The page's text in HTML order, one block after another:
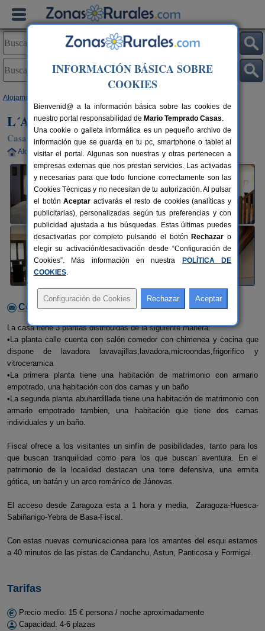
Alojamientos
L´Abadia de Fiscal
Casa Rural en Fiscal (Huesca)
Alquiler completo 4-6 plazas 106 km de Huesca
Contactar con el alojamiento
La casa tiene 3 plantas distribuidas de la siguiente manera:
•La planta calle cuenta con salón comedor con chimenea y cocina que
dispone de lavadora lavavajillas,lavadora,microondas,frigorifico y
vitroceramica
•La primera planta tiene una habitación de matrimonio con armario
empotrado, una habitación con dos camas y un baño
•La segunda planta abuhardillada tiene una habitación de matrimonio con
armario empotrado tambien, una habitación que tiene dos camas
individuales y un baño.
Fiscal ofrece a los visitantes un sinfín de posibilidades, tanto para los
que buscan tranquilidad como para los que buscan aventura. En el
patrimonio de la localidad destacan una torre defensiva, una ermita
gótica, un batán y un arco románico de Jánovas.
El acceso desde Zaragoza esta a 1 hora y media, Zaragoza-Huesca-
Sabiñanigo-Yebra de Basa-Fiscal.
Con estas nuevas comunicacionea para los amantes del esqui estamos
a 40 minutos de las pistas de Candanchu, Astun, Panticosa y Formigal.
Tarifas
Precio medio: 15 € persona / noche aproximadamente
Capacidad: 4-6 plazas
INFORMACIÓN BÁSICA SOBRE
COOKIES
Bienvenid@ a la información básica sobre las cookies de
nuestro portal responsabilidad de Mario Temprado Casas.
Una cookie o galleta informática es un pequeño archivo de
información que se guarda en tu pc, smartphone o tablet al
visitar el portal. Algunas son nuestras y otras pertenecen a
empresas externas que nos prestan servicios. Las activadas
y necesarias para que todo funcione correctamente son las
Cookies Técnicas y no necesitan de tu autorización. Al pulsar
el botónAceptar activarás el resto de cookies (analíticas y
publicitarias), personalizadas según tus preferencias y con
publicidad ajustada a tus búsquedas. Estas últimas puedes
desactivarlas por completo pulsando el botón Rechazar o
elegir su activación/desactivación desde “Configuración de
Cookies”. Más información en nuestra
POLÍTICA DE
COOKIES.